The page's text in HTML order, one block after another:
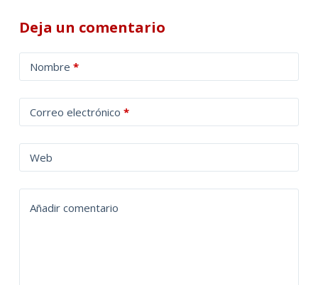
Deja un comentario
Nombre *
Correo electrónico *
Web
Añadir comentario
l
t
a
t